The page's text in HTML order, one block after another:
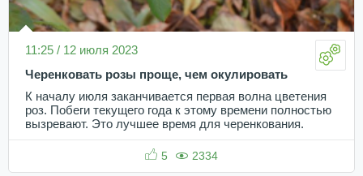
11:25 / 12 июля 2023
Черенковать розы проще, чем окулировать
К началу июля заканчивается первая волна цветения
роз. Побеги текущего года к этому времени полностью
вызревают. Это лучшее время для черенкования.
5 2334